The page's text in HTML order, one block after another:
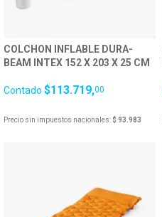
COLCHON INFLABLE DURA-
BEAM INTEX 152 X 203 X 25 CM
DESMON
Contado $113.719,00
Precio sin impuestos nacionales: $ 93.983